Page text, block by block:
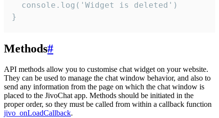
  console.log('Widget is deleted')
}
Methods#
API methods allow you to customise chat widget on your website.
They can be used to manage the chat window behavior, and also to
send any information from the page on which the chat window is
placed to the JivoChat app. Methods should be initiated in the
proper order, so they must be called from within a callback function
jivo_onLoadCallback.